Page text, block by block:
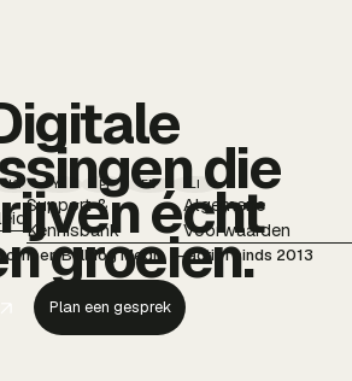
IG YT PI FB LI
Support &
Kennisbank
Algemene
Voorwaarden
Bulldog Media — actief sinds 2013
die
écht
groeien.
Plan een gesprek